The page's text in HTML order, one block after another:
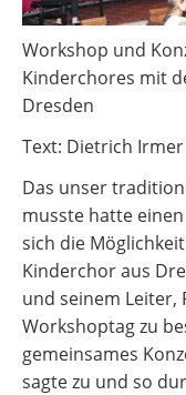
Workshop und
Kinderchores mit
Dresden
Text: Dietrich
Das unser
musste hatte
sich die
Kinderchor aus
und seinem Leiter,
Workshoptag zu
gemeinsames
sagte zu und so